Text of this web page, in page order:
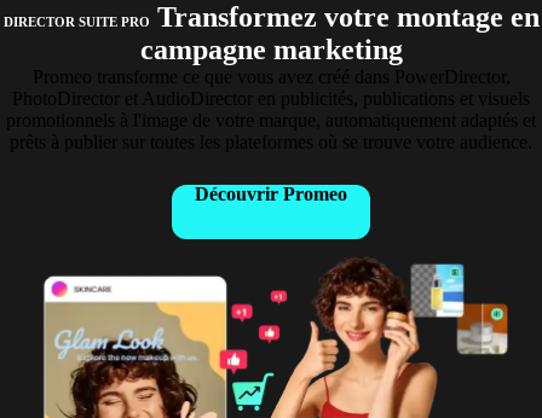
DIRECTOR SUITE PRO Transformez votre montage en
campagne marketing
Promeo transforme ce que vous avez créé dans PowerDirector,
PhotoDirector et AudioDirector en publicités, publications et visuels
promotionnels à l'image de votre marque, automatiquement adaptés et
prêts à publier sur toutes les plateformes où se trouve votre audience.
Découvrir Promeo